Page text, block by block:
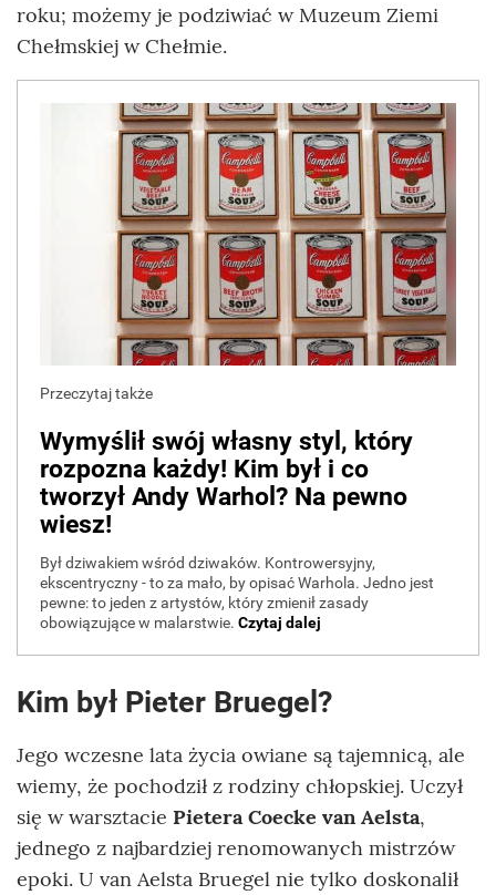
roku; możemy je podziwiać w Muzeum Ziemi
Chełmskiej w Chełmie.
Kim był Pieter Bruegel?
Jego wczesne lata życia owiane są tajemnicą, ale
wiemy, że pochodził z rodziny chłopskiej. Uczył
się w warsztacie Pietera Coecke van Aelsta,
jednego z najbardziej renomowanych mistrzów
epoki. U van Aelsta Bruegel nie tylko doskonalił